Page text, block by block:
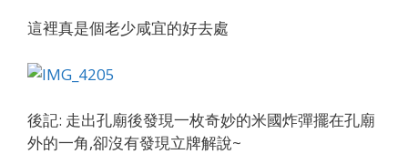
這裡真是個老少咸宜的好去處
後記: 走出孔廟後發現一枚奇妙的米國炸彈擺在孔廟
外的一角,卻沒有發現立牌解說~